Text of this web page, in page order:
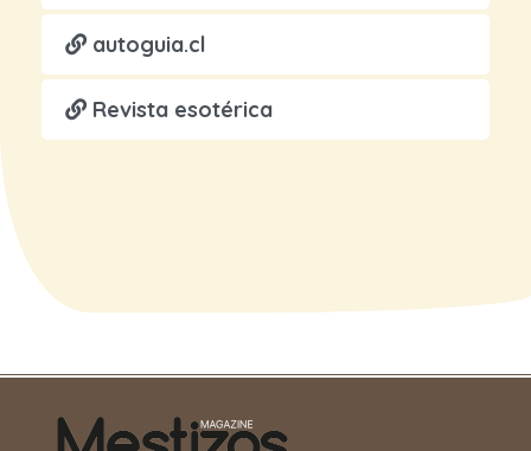
autoguia.cl
Revista esotérica